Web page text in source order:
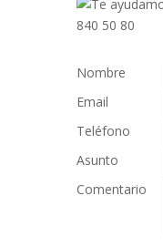
Nombre
Email
Teléfono
Asunto
Comentario